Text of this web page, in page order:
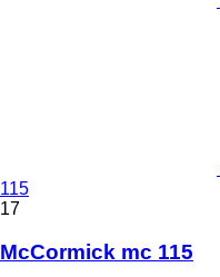
115
17
McCormick mc 115